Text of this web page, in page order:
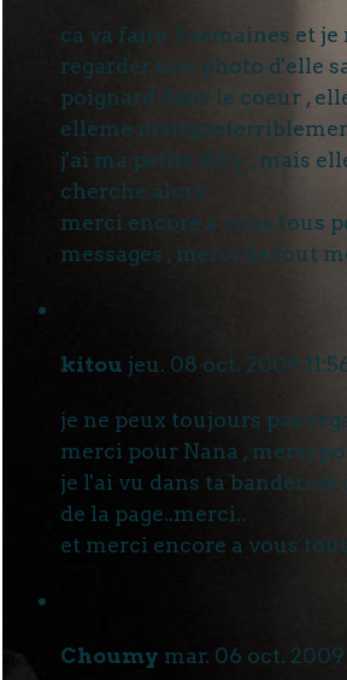
ca va faire 3 semaines et je
regarder une photo d'elle
poignard dans le coeur ,
elleme
j'ai ma petite Alty , mais
cherche alors..
merci encore a vous tous
messages , merci de tout
kitou jeu. 08 oct. 2009
je ne peux toujours pas
merci pour Nana , merci
je l'ai vu dans ta
de la page..merci..
et merci encore a vous
Choumy mar. 06 oct.